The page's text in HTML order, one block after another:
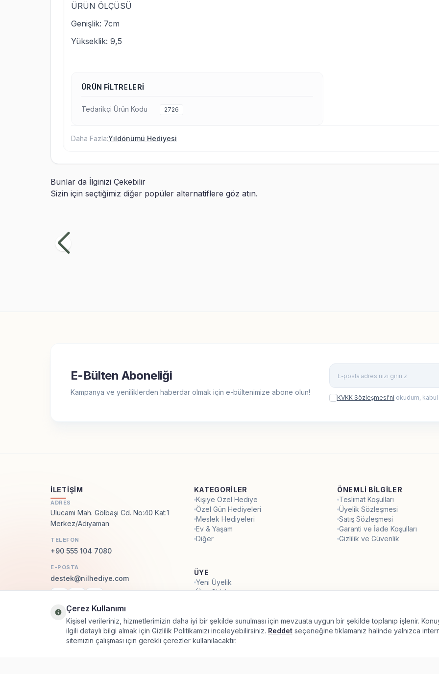
ÜRÜN ÖLÇÜSÜ
Genişlik: 7cm
Yükseklik: 9,5
ÜRÜN FILTRELERI
Tedarikçi Ürün Kodu 2726
Daha Fazla:Yıldönümü Hediyesi
Bunlar da İlginizi Çekebilir
Sizin için seçtiğimiz diğer popüler alternatiflere göz atın.
1.299,90
E-Bülten Aboneliği
Kampanya ve yeniliklerden haberdar olmak için e-bültenimize abone olun!
KVKK Sözleşmesi'ni okudum,
İLETIŞIM
ADRES
Ulucami Mah. Gölbaşı Cd. No:40 Kat:1
Merkez/Adıyaman
TELEFON
+90 555 104 7080
E-POSTA
destek@nilhediye.com
KATEGORILER
Kişiye Özel Hediye
Özel Gün Hediyeleri
Meslek Hediyeleri
Ev & Yaşam
Diğer
ÖNEMLI BILGILER
Teslimat Koşulları
Üyelik Sözleşmesi
Satış Sözleşmesi
Garanti ve İade Koşulları
Gizlilik ve Güvenlik
ÜYE
Yeni Üyelik
Üye Girişi
Çerez Kullanımı
Kişisel verileriniz, hizmetlerimizin daha iyi bir şekilde sunulması için mevzuata uygun bir şekilde toplanıp işlenir.
ilgili detaylı bilgi almak için Gizlilik Politikamızı inceleyebilirsiniz. Reddet seçeneğine tıklamanız halinde yalnızca
sitemizin çalışması için gerekli çerezler kullanılacaktır.